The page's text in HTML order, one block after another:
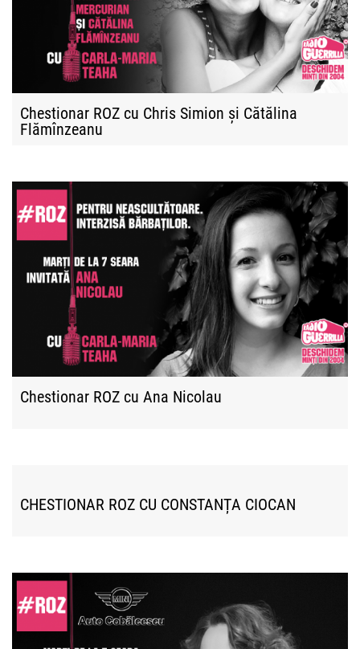
Chestionar ROZ cu Chris Simion și Cătălina
Flămînzeanu
Chestionar ROZ cu Ana Nicolau
CHESTIONAR ROZ CU CONSTANȚA CIOCAN